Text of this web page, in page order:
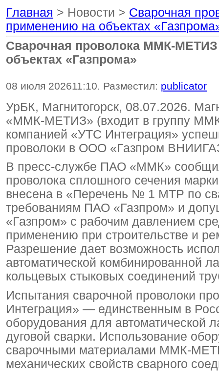
Главная > Новости > Сварочная
применению на объектах
Сварочная проволока ММК-
объектах «Газпрома»
08 июля 202611:10. Разместил: publicator
УрБК, Магнитогорск, 08.07.2026.
«ММК-МЕТИЗ» (входит в группу
компанией «УТС Интеграция»
проволоки в ООО «Газпром
В пресс-службе ПАО «ММК»
проволока сплошного сечения
внесена в «Перечень № 1 МТР по
требованиям ПАО «Газпром» и
«Газпром» с рабочим давлением
применению при строительстве и
Разрешение дает возможность
автоматической комбинированной
кольцевых стыковых соединений
Испытания сварочной проволоки
Интеграция» — единственным в
оборудования для автоматической
дуговой сварки. Использование
сварочными материалами ММК-
механических свойств сварного